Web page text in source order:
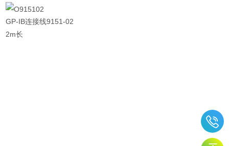
GP-IB连接线9151-02
2m长